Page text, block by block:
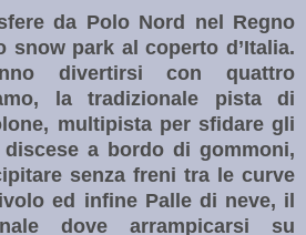
da Polo Nord nel Regno
snow park al coperto d’Italia.
divertirsi con quattro
la tradizionale pista di
multipista per sfidare gli
a bordo di gommoni,
senza freni tra le curve
ed infine Palle di neve, il
dove arrampicarsi su